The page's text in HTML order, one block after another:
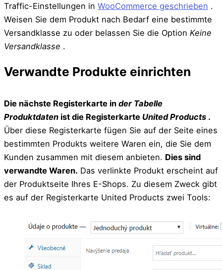
Traffic-Einstellungen in WooCommerce geschrieben .
Weisen Sie dem Produkt nach Bedarf eine bestimmte
Versandklasse zu oder belassen Sie die Option Keine
Versandklasse .
Verwandte Produkte einrichten
Die nächste Registerkarte in der Tabelle
Produktdaten ist die Registerkarte United Products .
Über diese Registerkarte fügen Sie auf der Seite eines
bestimmten Produkts weitere Waren ein, die Sie dem
Kunden zusammen mit diesem anbieten. Dies sind
verwandte Waren. Das verlinkte Produkt erscheint auf
der Produktseite Ihres E-Shops. Zu diesem Zweck gibt
es auf der Registerkarte United Products zwei Tools: